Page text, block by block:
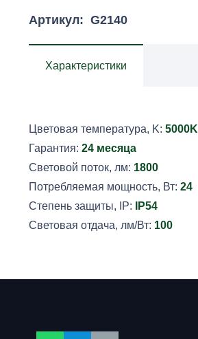
Expert
36-
Clip1-
D1-
А1
Артикул: G2140
Характеристики
Цветовая температура, K: 5000K
Гарантия: 24 месяца
Световой поток, лм: 1800
Потребляемая мощность, Вт: 24
Степень защиты, IP:
IP54
Световая отдача, лм/Вт: 100